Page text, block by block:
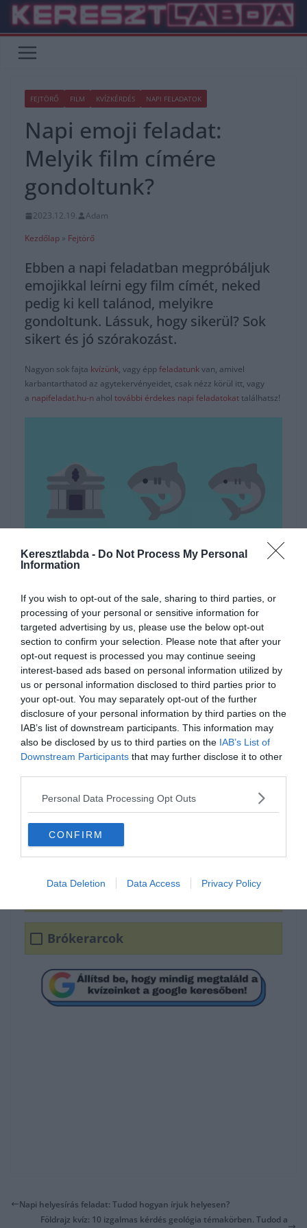
Keresztlabda - Do Not Process My Personal
Information
If you wish to opt-out of the sale, sharing to third parties, or
processing of your personal or sensitive information for
targeted advertising by us, please use the below opt-out
section to confirm your selection. Please note that after your
opt-out request is processed you may continue seeing
interest-based ads based on personal information utilized by
us or personal information disclosed to third parties prior to
your opt-out. You may separately opt-out of the further
disclosure of your personal information by third parties on the
IAB’s list of downstream participants. This information may
also be disclosed by us to third parties on the IAB’s List of
Downstream Participants that may further disclose it to other
Personal Data Processing Opt Outs
CONFIRM
Data Deletion Data Access Privacy Policy
Skip
content
FEJTÖRŐ FILM KVÍZKÉRDÉS NAPI FELADATOK
Napi emoji feladat:
Melyik film címére
gondoltunk?
2023.12.19.
Adam
Kezdőlap » Fejtörő
Ebben a napi feladatban megpróbáljuk
emojikkal leírni egy film címét, neked
pedig ki kell talánod, melyikre
gondoltunk. Lássuk, hogy sikerül? Sok
sikert és jó szórakozást.
Nagyon sok fajta kvízünk, vagy éppfeladatunkvan, amivel
karbantarthatod az agytekervényeidet, csak nézz körül itt, vagy
a napifeladat.hu-n ahol további érdekes napi feladatokattalálhatsz!
Melyik film címét rejtik az
emojik?
Tőzsdecápák
Brókerarcok
Napi helyesírás feladat: Tudod hogyan írjuk helyesen?
Földrajz kvíz: 10 izgalmas kérdés geológia témakörben. Tudod a